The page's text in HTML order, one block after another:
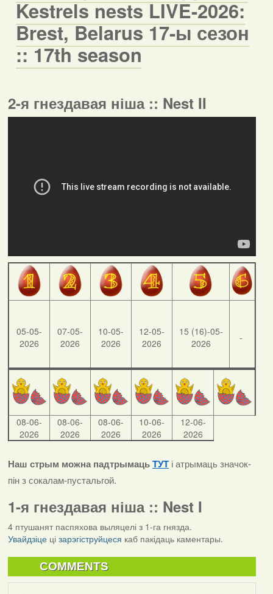
Kestrels nests LIVE-2026:
Brest, Belarus 17-ы сезон
:: 17th season
2-я гнездавая ніша :: Nest II
05-05-
2026
07-05-
2026
10-05-
2026
12-05-
2026
15 (16)-05-
2026
-
08-06-
2026
08-06-
2026
08-06-
2026
10-06-
2026
12-06-
2026
Наш стрым можна падтрымаць ТУТ і атрымаць значок-
пін з сокалам-пустальгой.
1-я гнездавая ніша :: Nest I
4 птушанят паспяхова выляцелі з 1-га гнязда.
Увайдзіцеці зарэгіструйцеся каб пакідаць каментары.
COMMENTS